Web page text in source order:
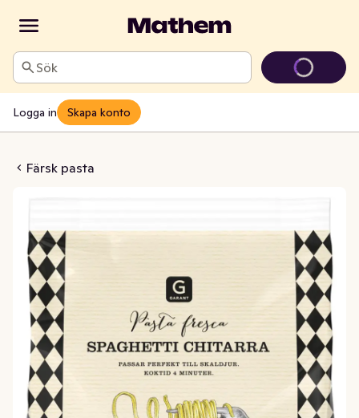
Sök
Logga in Skapa konto
Färsk pasta
Chitarra